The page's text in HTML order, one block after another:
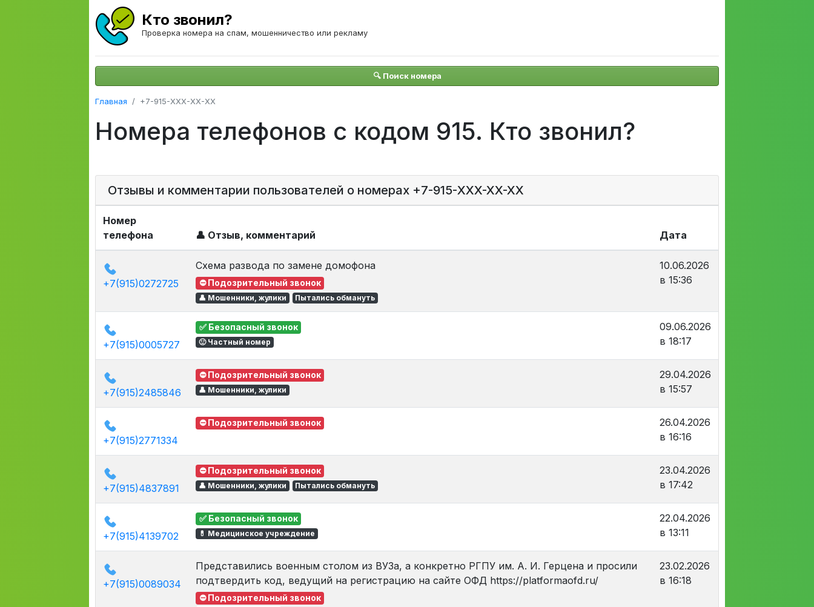
Кто звонил?
Проверка номера на спам, мошенничество или рекламу
🔍 Поиск номера
Главная +7-915-XXX-XX-XX
Номера телефонов с кодом 915. Кто звонил?
Отзывы и комментарии пользователей о номерах +7-915-XXX-XX-XX
Номер
телефона
👤 Отзыв, комментарий Дата
+7(915)0272725
Схема развода по замене домофона
⛔ Подозрительный звонок
👤 Мошенники, жулики Пытались обмануть
10.06.2026
в 15:36
+7(915)0005727
✅ Безопасный звонок
🙂 Частный номер
09.06.2026
в 18:17
+7(915)2485846
⛔ Подозрительный звонок
👤 Мошенники, жулики
29.04.2026
в 15:57
+7(915)2771334
⛔ Подозрительный звонок
26.04.2026
в 16:16
+7(915)4837891
⛔ Подозрительный звонок
👤 Мошенники, жулики Пытались обмануть
23.04.2026
в 17:42
+7(915)4139702
✅ Безопасный звонок
💊 Медицинское учреждение
22.04.2026
в 13:11
+7(915)0089034
Представились военным столом из ВУЗа, а конкретно РГПУ им. А. И. Герцена и просили
подтвердить код, ведущий на регистрацию на сайте ОФД https://platformaofd.ru/
⛔ Подозрительный звонок
23.02.2026
в 16:18